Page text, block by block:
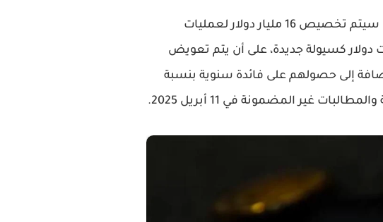
سيتم تخصيص 16 مليار دولار
لعمليات
كسيولة جديدة، على أن يتم تعويض
إلى حصولهم على فائدة سنوية بنسبة
والمطالبات غير المضمونة في 11 أبريل 2025 .